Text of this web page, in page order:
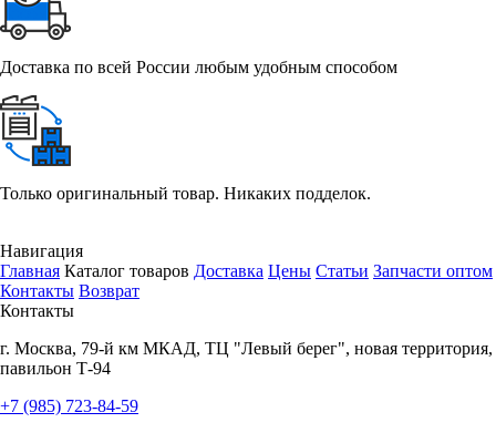
Доставка по всей России любым удобным способом
Только оригинальный товар. Никаких подделок.
Навигация
Главная Каталог товаров Доставка Цены Статьи Запчасти оптом
Контакты Возврат
Контакты
г. Москва, 79-й км МКАД, ТЦ "Левый берег", новая территория,
павильон Т-94
+7 (985) 723-84-59